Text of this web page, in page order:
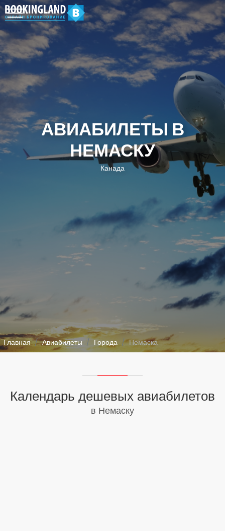
АВИАБИЛЕТЫ В
НЕМАСКУ
Канада
Главная Авиабилеты Города Немаска
Календарь дешевых авиабилетов
в Немаску